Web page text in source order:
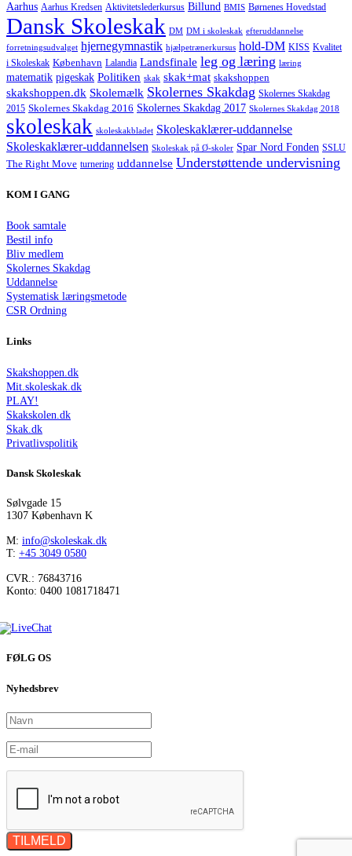
Aarhus Aarhus Kredsen Aktivitetslederkursus Billund BMIS Børnenes Hovedstad
Dansk Skoleskak DM DM i skoleskak efteruddannelse
forretningsudvalget hjernegymnastik hjælpetrænerkursus hold-DM KISS Kvalitet
i Skoleskak København Lalandia Landsfinale leg og læring læring
matematik pigeskak Politiken skak skak+mat skakshoppen
skakshoppen.dk Skolemælk Skolernes Skakdag Skolernes Skakdag
2015 Skolernes Skakdag 2016 Skolernes Skakdag 2017 Skolernes Skakdag 2018
skoleskak skoleskakbladet Skoleskaklærer-uddannelse
Skoleskaklærer-uddannelsen Skoleskak på Ø-skoler Spar Nord Fonden SSLU
The Right Move turnering uddannelse Understøttende undervisning
KOM I GANG
Book samtale
Bestil info
Bliv medlem
Skolernes Skakdag
Uddannelse
Systematisk læringsmetode
CSR Ordning
Links
Skakshoppen.dk
Mit.skoleskak.dk
PLAY!
Skakskolen.dk
Skak.dk
Privatlivspolitik
Dansk Skoleskak
Sølvgade 15
1307 København K
M: info@skoleskak.dk
T: +45 3049 0580
CVR.: 76843716
Konto: 0400 1081718471
FØLG OS
Nyhedsbrev